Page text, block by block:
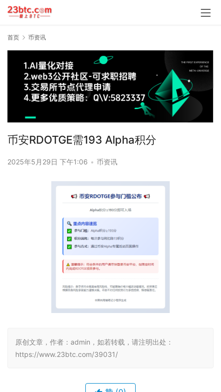
首页 币资讯
币安RDOTGE需193 Alpha积分
2025年5月29日 下午1:06 • 币资讯
原创文章，作者：admin，如若转载，请注明出处：
https://www.23btc.com/39031/